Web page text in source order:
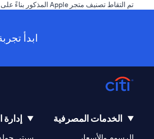
تم التقاط تصنيف متجر Apple المذكور بناءً على 24 مايو 2024.
ابدأ
الخدمات المصرفية إدارة